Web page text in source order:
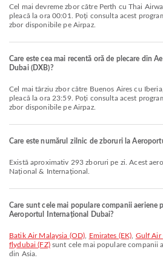
Cel mai devreme zbor către Perth cu Thai Airways, cu codul de zbor TG483,
pleacă la ora 00:01. Poți consulta acest
zbor disponibile pe Airpaz.
Care este cea mai recentă oră de plecare din
Dubai (DXB)?
Cel mai târziu zbor către Buenos Aires cu Iberia, cu codul de zbor IB101,
pleacă la ora 23:59. Poți consulta acest
zbor disponibile pe Airpaz.
Care este numărul zilnic de zboruri la
Există aproximativ 293 zboruri pe zi. Acest aeroport deservește zborul
Național & Internațional.
Care sunt cele mai populare companii aeriene
Aeroportul Internațional Dubai?
Batik Air Malaysia (OD) Emirates (EK) Gulf Air
flydubai (FZ)sunt cele mai populare companii
din Asia.